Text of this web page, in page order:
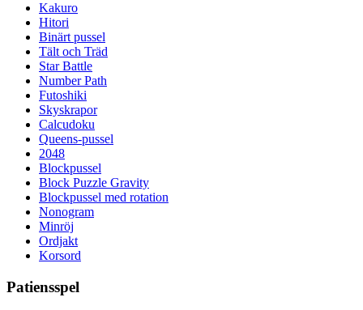
Kakuro
Hitori
Binärt pussel
Tält och Träd
Star Battle
Number Path
Futoshiki
Skyskrapor
Calcudoku
Queens-pussel
2048
Blockpussel
Block Puzzle Gravity
Blockpussel med rotation
Nonogram
Minröj
Ordjakt
Korsord
Patiensspel